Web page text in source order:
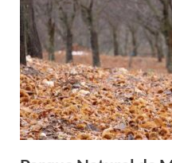
Parque Natural de